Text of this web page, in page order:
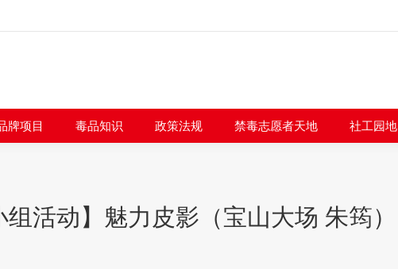
牌项目 毒品知识 政策法规 禁毒志愿者天地 社工园地
组活动】魅力皮影（宝山大场 朱筠）
快讯 品牌项目 毒品知识 政策法规 禁毒志愿者天地